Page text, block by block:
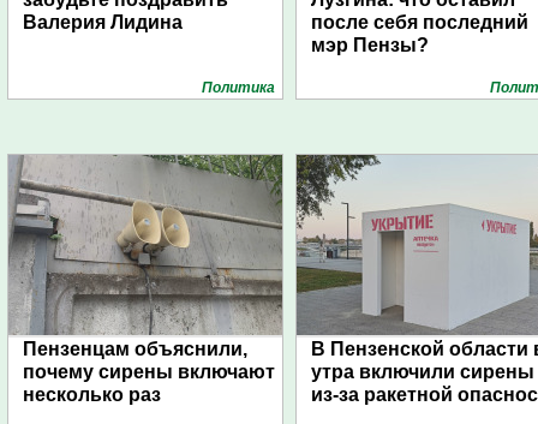
Валерия Лидина
Политика
после себя последний
мэр Пензы?
Пензенцам объяснили,
почему сирены включают
несколько раз
В Пензенской области
утра включили сирены
из-за ракетной